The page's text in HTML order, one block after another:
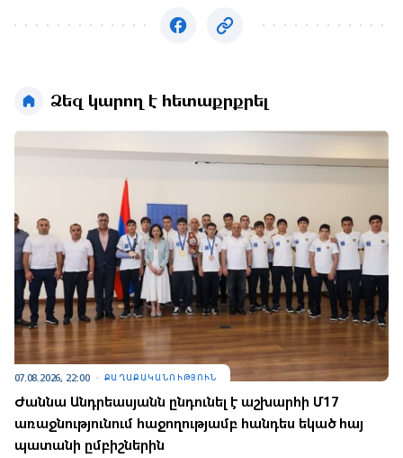
Ձեզ կարող է հետաքրքրել
07.08.2026, 22:00 ՔԱՂԱՔԱԿԱՆՈՒԹՅՈՒՆ
Ժաննա Անդրեասյանն ընդունել է աշխարհի Մ17
առաջնությունում հաջողությամբ հանդես եկած հայ
պատանի ըմբիշներին